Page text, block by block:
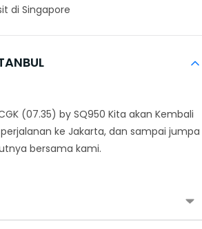
di Singapore
(07.35) by SQ950 Kita akan Kembali
ke Jakarta, dan sampai jumpa
bersama kami.